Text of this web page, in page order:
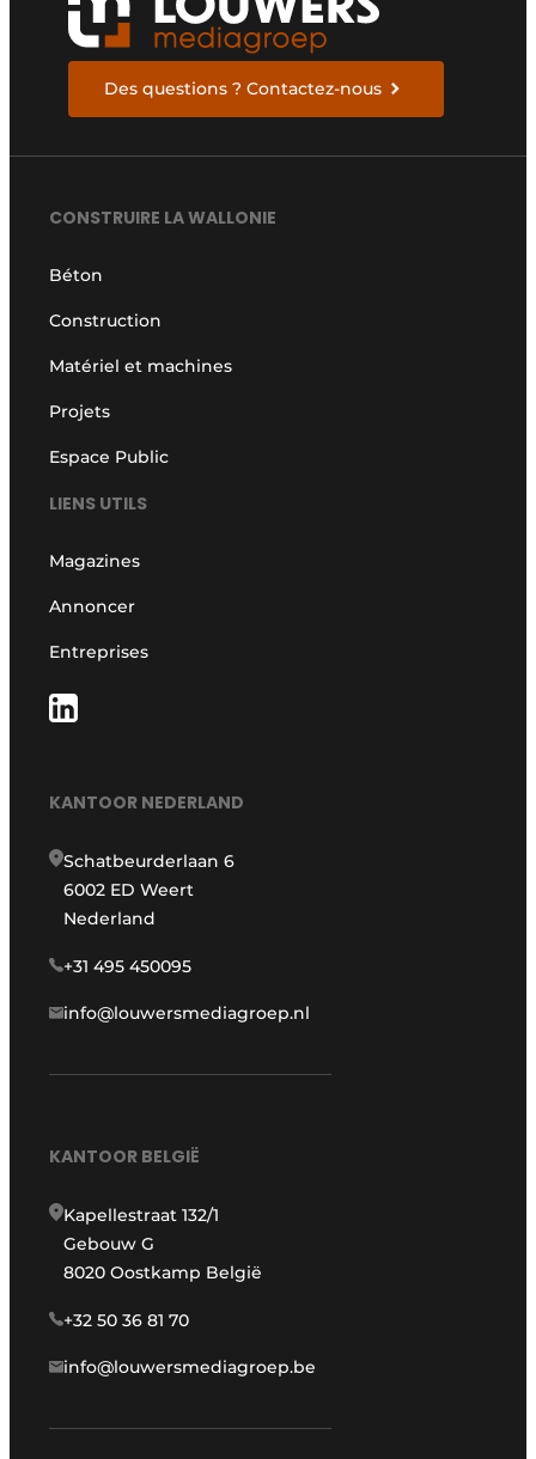
Des questions ? Contactez-nous
CONSTRUIRE LA WALLONIE
Béton
Construction
Matériel et machines
Projets
Espace Public
LIENS UTILS
Magazines
Annoncer
Entreprises
KANTOOR NEDERLAND
Schatbeurderlaan 6
6002 ED Weert
Nederland
+31 495 450095
info@louwersmediagroep.nl
KANTOOR BELGIË
Kapellestraat 132/1
Gebouw G
8020 Oostkamp België
+32 50 36 81 70
info@louwersmediagroep.be